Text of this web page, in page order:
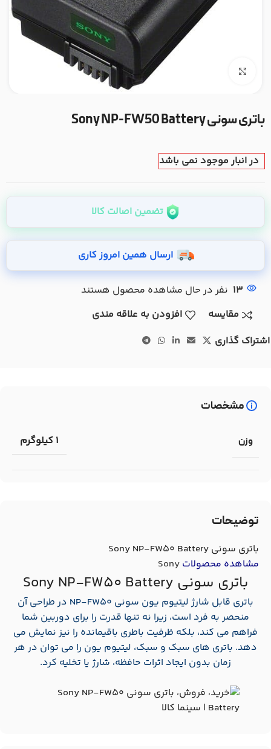
باتری سونی Sony NP-FW50 Battery
در انبار موجود نمی باشد
تضمین اصالت کالا
ارسال همین امروز کاری
13 نفر در حال مشاهده محصول هستند
مقایسه
افزودن به علاقه مندی
اشتراک گذاری
توضیحات
باتری سونی Sony NP-FW50 Battery
مشاهده محصولات
باتری سونی Sony NP-FW50 Battery
باتری قابل شارژ لیتیوم یون سونی NP-FW50 در طراحی آن
منحصر به فرد است، زیرا نه تنها قدرت را برای دوربین شما
فراهم می کند، بلکه ظرفیت باطری باقیمانده را نیز نمایش می
دهد. باتری های سبک و سبک، لیتیوم یون را می توان در هر
زمان بدون ایجاد اثرات حافظه، شارژ یا تخلیه کرد.
مشخصات
وزن 1 کیلوگرم